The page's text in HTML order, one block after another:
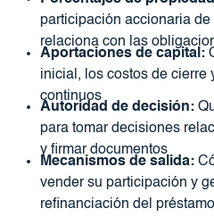
participación accionaria
relaciona con las
Aportaciones de capital:
inicial, los costos de cierre
continuos
Autoridad de decisión:
para tomar decisiones
y firmar documentos
Mecanismos de salida:
vender su participación y
refinanciación del préstamo